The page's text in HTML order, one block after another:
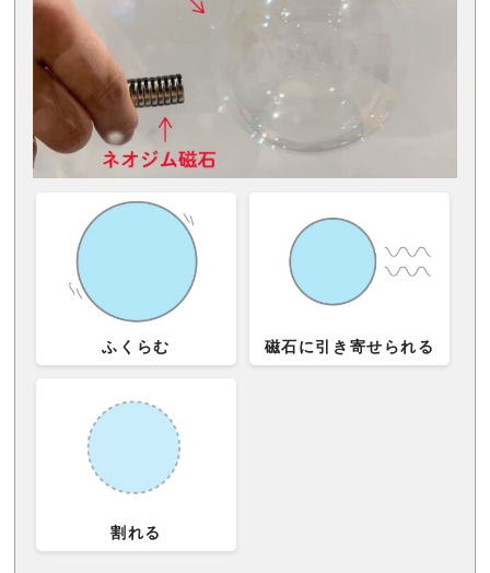
ふくらむ 磁石に引き寄せられる
割れる